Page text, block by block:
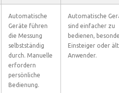
Automatische
Geräte führen
die Messung
selbstständig
durch. Manuelle
erfordern
persönliche
Bedienung.
Automatische
sind einfacher zu
bedienen,
Einsteiger oder
Anwender.